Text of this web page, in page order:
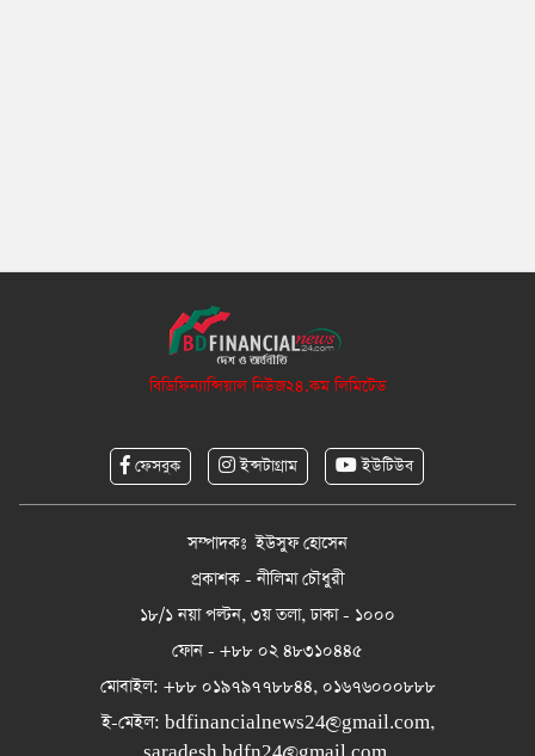
বিডিফিন্যান্সিয়াল নিউজ২৪.কম লিমিটেড
ফেসবুক ইন্সটাগ্রাম ইউটিউব
সম্পাদকঃ ইউসুফ হোসেন
প্রকাশক - নীলিমা চৌধুরী
১৮/১ নয়া পল্টন, ৩য় তলা, ঢাকা - ১০০০
ফোন - +৮৮ ০২ ৪৮৩১০৪৪৫
মোবাইল: +৮৮ ০১৯৭৯৭৭৮৮৪৪, ০১৬৭৬০০০৮৮৮
ই-মেইল: bdfinancialnews24@gmail.com,